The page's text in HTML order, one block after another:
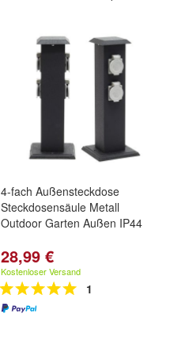
4-fach Außensteckdose
Steckdosensäule Metall
Outdoor Garten Außen IP44
28,99 €
Kostenloser Versand
1